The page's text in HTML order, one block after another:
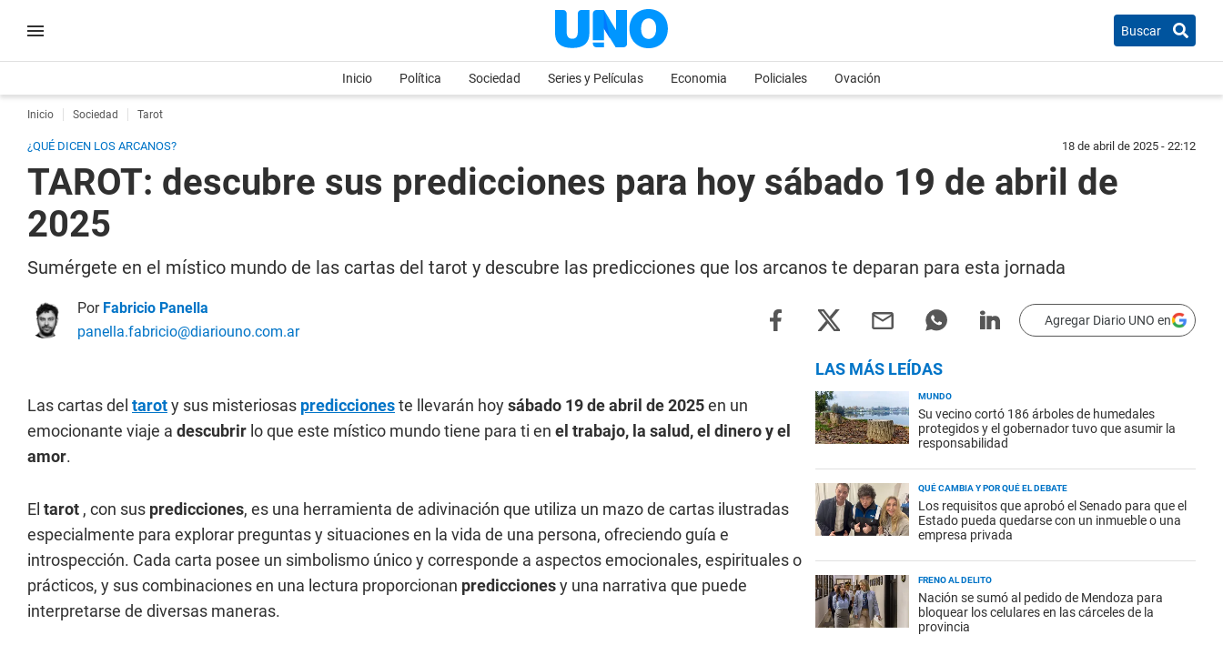
Buscar
Inicio Política Sociedad Series y Películas Economia Policiales Ovación
Inicio Sociedad Tarot
¿QUÉ DICEN LOS ARCANOS? 18 de abril de 2025 - 22:12
TAROT: descubre sus predicciones para hoy sábado 19 de abril de
2025
Sumérgete en el místico mundo de las cartas del tarot y descubre las predicciones que los arcanos te deparan para esta jornada
Por Fabricio Panella
panella.fabricio@diariouno.com.ar
Agregar Diario UNO en
Las cartas del taroty sus misteriosas prediccioneste llevarán hoysábado 19 de abril de 2025en un
emocionante viaje a descubrir lo que este místico mundo tiene para ti en el trabajo, la salud, el dinero y el
amor.
El tarot , con sus predicciones, es una herramienta de adivinación que utiliza un mazo de cartas ilustradas
especialmente para explorar preguntas y situaciones en la vida de una persona, ofreciendo guía e
introspección. Cada carta posee un simbolismo único y corresponde a aspectos emocionales, espirituales o
prácticos, y sus combinaciones en una lectura proporcionan prediccionesy una narrativa que puede
interpretarse de diversas maneras.
LAS MÁS LEÍDAS
MUNDO
Su vecino cortó 186 árboles de humedales
protegidos y el gobernador tuvo que asumir la
responsabilidad
QUÉ CAMBIA Y POR QUÉ EL DEBATE
Los requisitos que aprobó el Senado para que el
Estado pueda quedarse con un inmueble o una
empresa privada
FRENO AL DELITO
Nación se sumó al pedido de Mendoza para
bloquear los celulares en las cárceles de la
provincia